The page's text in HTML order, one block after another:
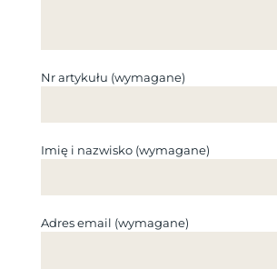
Nr artykułu (wymagane)
Imię i nazwisko (wymagane)
Adres email (wymagane)